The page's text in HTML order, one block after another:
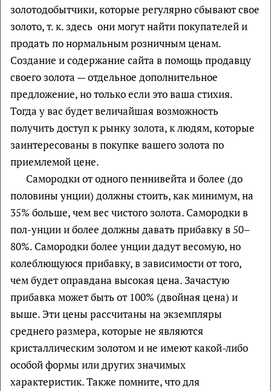
золотодобытчики, которые регулярно сбывают свое
золото, т. к. здесь они могут найти покупателей и
продать по нормальным розничным ценам.
Создание и содержание сайта в помощь продавцу
своего золота — отдельное дополнительное
предложение, но только если это ваша стихия.
Тогда у вас будет величайшая возможность
получить доступ к рынку золота, к людям, которые
заинтересованы в покупке вашего золота по
приемлемой цене.
Самородки от одного пеннивейта и более (до
половины унции) должны стоить, как минимум, на
35% больше, чем вес чистого золота. Самородки в
пол-унции и более должны давать прибавку в 50–
80%. Самородки более унции дадут весомую, но
колеблющуюся прибавку, в зависимости от того,
чем будет оправдана высокая цена. Зачастую
прибавка может быть от 100% (двойная цена) и
выше. Эти цены рассчитаны на экземпляры
среднего размера, которые не являются
кристаллическим золотом и не имеют какой-либо
особой формы или других значимых
характеристик. Также помните, что для